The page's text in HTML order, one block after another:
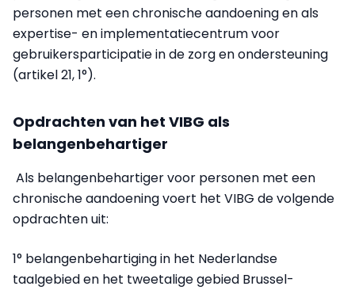
personen met een chronische aandoening en als
expertise- en implementatiecentrum voor
gebruikersparticipatie in de zorg en ondersteuning
(artikel 21, 1°).
Opdrachten van het VIBG als
belangenbehartiger
Als belangenbehartiger voor personen met een
chronische aandoening voert het VIBG de volgende
opdrachten uit:
1° belangenbehartiging in het Nederlandse
taalgebied en het tweetalige gebied Brussel-